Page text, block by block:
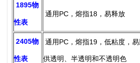
1895物
性表
通用PC，熔指18，易释放
2405物
性表
通用PC，熔指19，低粘度，
供透明、半透明和不透明色